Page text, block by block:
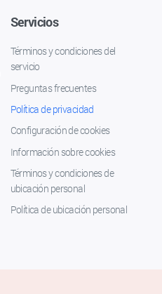
Servicios
Términos y condiciones del
servicio
Preguntas frecuentes
Política de privacidad
Configuración de cookies
Información sobre cookies
Términos y condiciones de
ubicación personal
Política de ubicación personal